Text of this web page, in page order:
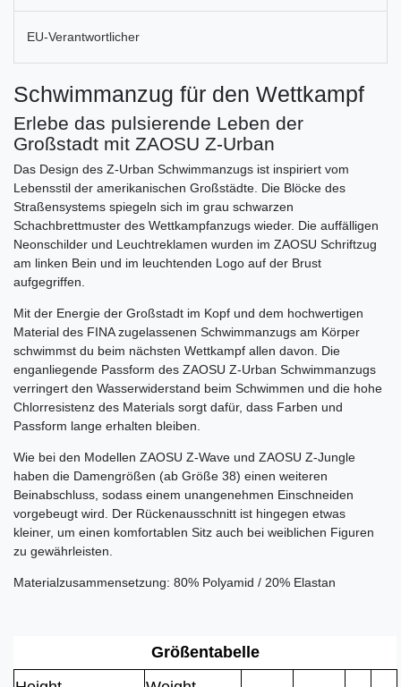
EU-Verantwortlicher
Schwimmanzug für den Wettkampf
Erlebe das pulsierende Leben der
Großstadt mit ZAOSU Z-Urban
Das Design des Z-Urban Schwimmanzugs ist inspiriert vom
Lebensstil der amerikanischen Großstädte. Die Blöcke des
Straßensystems spiegeln sich im grau schwarzen
Schachbrettmuster des Wettkampfanzugs wieder. Die auffälligen
Neonschilder und Leuchtreklamen wurden im ZAOSU Schriftzug
am linken Bein und im leuchtenden Logo auf der Brust
aufgegriffen.
Mit der Energie der Großstadt im Kopf und dem hochwertigen
Material des FINA zugelassenen Schwimmanzugs am Körper
schwimmst du beim nächsten Wettkampf allen davon. Die
enganliegende Passform des ZAOSU Z-Urban Schwimmanzugs
verringert den Wasserwiderstand beim Schwimmen und die hohe
Chlorresistenz des Materials sorgt dafür, dass Farben und
Passform lange erhalten bleiben.
Wie bei den Modellen ZAOSU Z-Wave und ZAOSU Z-Jungle
haben die Damengrößen (ab Größe 38) einen weiteren
Beinabschluss, sodass einem unangenehmen Einschneiden
vorgebeugt wird. Der Rückenausschnitt ist hingegen etwas
kleiner, um einen komfortablen Sitz auch bei weiblichen Figuren
zu gewährleisten.
Materialzusammensetzung: 80% Polyamid / 20% Elastan
Größentabelle